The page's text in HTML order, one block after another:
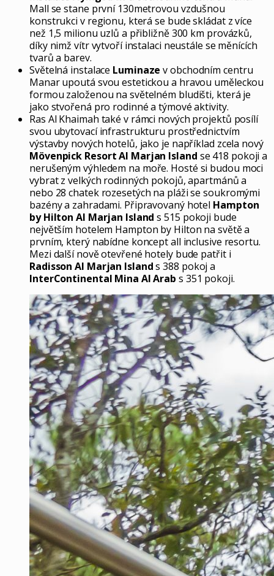
Mall se stane první 130metrovou vzdušnou
konstrukci v regionu, která se bude skládat z více
než 1,5 milionu uzlů a přibližně 300 km provázků,
díky nimž vítr vytvoří instalaci neustále se měnících
tvarů a barev.
Světelná instalace Luminazev obchodním centru
Manar upoutá svou estetickou a hravou uměleckou
formou založenou na světelném bludišti, která je
jako stvořená pro rodinné a týmové aktivity.
Ras Al Khaimah také v rámci nových projektů posílí
svou ubytovací infrastrukturu prostřednictvím
výstavby nových hotelů, jako je například zcela nový
Mövenpick Resort Al Marjan Island se 418 pokoji a
nerušeným výhledem na moře. Hosté si budou moci
vybrat z velkých rodinných pokojů, apartmánů a
nebo 28 chatek rozesetých na pláži se soukromými
bazény a zahradami. Připravovaný hotel Hampton
by Hilton Al Marjan Island s 515 pokoji bude
největším hotelem Hampton by Hilton na světě a
prvním, který nabídne koncept all inclusive resortu.
Mezi další nově otevřené hotely bude patřit i
Radisson Al Marjan Islands 388 pokoj a
InterContinental Mina Al Arab s 351 pokoji.